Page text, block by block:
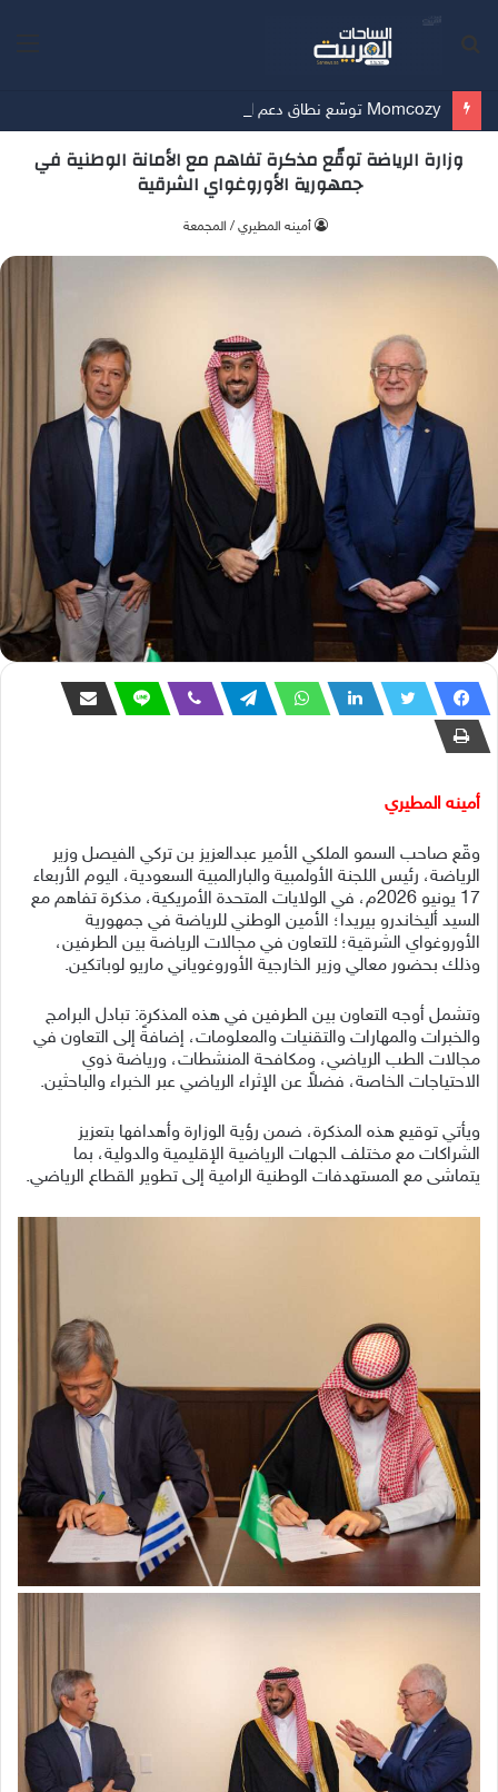
وزارة الرياضة توقّع مذكرة تفاهم مع الأمانة الوطنية في
جمهورية الأوروغواي الشرقية
أمينه المطيري / المجمعة
أمينه المطيري
وقّع صاحب السمو الملكي الأمير عبدالعزيز بن تركي الفيصل وزير
الرياضة، رئيس اللجنة الأولمبية والبارالمبية السعودية، اليوم الأربعاء
17 يونيو 2026م، في الولايات المتحدة الأمريكية، مذكرة تفاهم مع
السيد أليخاندرو بيريدا؛ الأمين الوطني للرياضة في جمهورية
الأوروغواي الشرقية؛ للتعاون في مجالات الرياضة بين الطرفين،
وذلك بحضور معالي وزير الخارجية الأوروغوياني ماريو لوباتكين.
وتشمل أوجه التعاون بين الطرفين في هذه المذكرة: تبادل البرامج
والخبرات والمهارات والتقنيات والمعلومات، إضافةً إلى التعاون في
مجالات الطب الرياضي، ومكافحة المنشطات، ورياضة ذوي
الاحتياجات الخاصة، فضلاً عن الإثراء الرياضي عبر الخبراء والباحثين.
ويأتي توقيع هذه المذكرة، ضمن رؤية الوزارة وأهدافها بتعزيز
الشراكات مع مختلف الجهات الرياضية الإقليمية والدولية، بما
يتماشى مع المستهدفات الوطنية الرامية إلى تطوير القطاع الرياضي.